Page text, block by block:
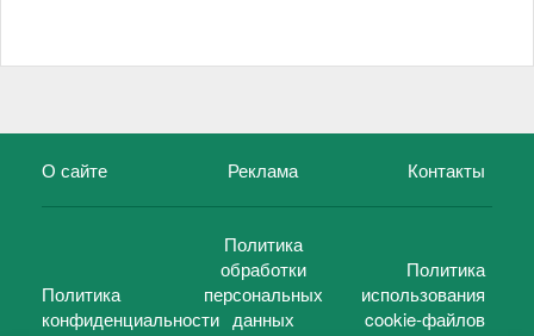
О сайте Реклама Контакты
Политика
конфиденциальности
Политика
обработки
персональных
данных
Политика
использования
cookie-файлов